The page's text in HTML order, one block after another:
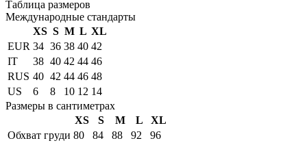
Таблица размеров
Международные стандарты
XS S M L XL
EUR 34 36 38 40 42
IT
38 40 42 44 46
RUS 40 42 44 46 48
US
6 8 10 12 14
Размеры в сантиметрах
XS
S M L
XL
Обхват груди 80 84 88 92
96